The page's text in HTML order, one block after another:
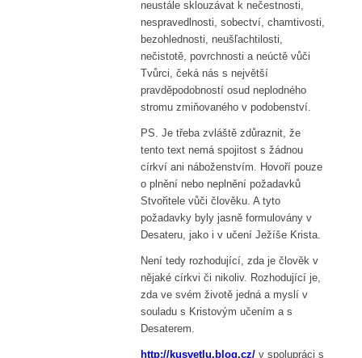
neustále sklouzávat k nečestnosti,
nespravedlnosti, sobectví, chamtivosti,
bezohlednosti, neušľachtilosti,
nečistotě, povrchnosti a neúctě vůči
Tvůrci, čeká nás s největší
pravděpodobností osud neplodného
stromu zmiňovaného v podobenství.
PS. Je třeba zvláště zdůraznit, že
tento text nemá spojitost s žádnou
církví ani náboženstvím. Hovoří pouze
o plnění nebo neplnění požadavků
Stvořitele vůči člověku. A tyto
požadavky byly jasně formulovány v
Desateru, jako i v učení Ježíše Krista.
Není tedy rozhodující, zda je člověk v
nějaké církvi či nikoliv. Rozhodující je,
zda ve svém životě jedná a myslí v
souladu s Kristovým učením a s
Desaterem.
http://kusvetlu.blog.cz/v spolupráci s